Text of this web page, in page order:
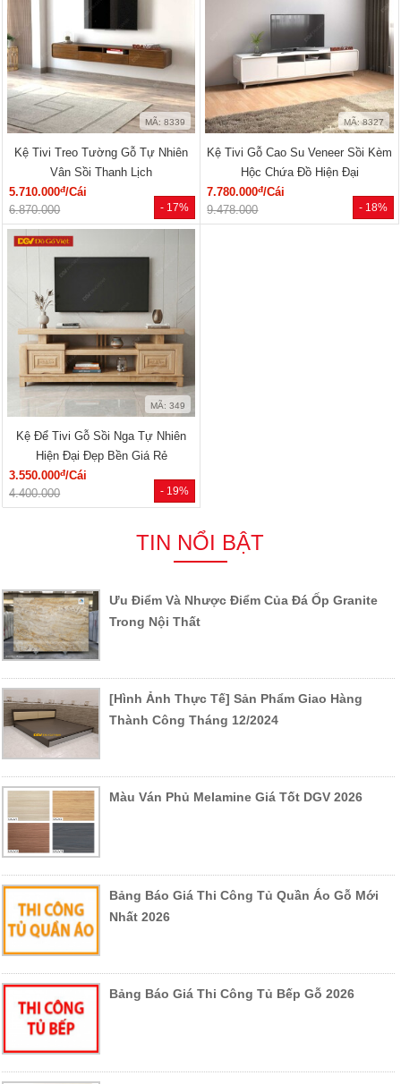
- 17%
MÃ: 8339
Kệ Tivi Treo Tường Gỗ Tự Nhiên
Vân Sồi Thanh Lịch
5.710.000đ/Cái
6.870.000
- 18%
MÃ: 8327
Kệ Tivi Gỗ Cao Su Veneer Sồi Kèm
Hộc Chứa Đồ Hiện Đại
7.780.000đ/Cái
9.478.000
- 19%
MÃ: 349
Kệ Để Tivi Gỗ Sồi Nga Tự Nhiên
Hiện Đại Đẹp Bền Giá Rẻ
3.550.000đ/Cái
4.400.000
TIN NỔI BẬT
Ưu Điểm Và Nhược Điểm Của Đá Ốp Granite
Trong Nội Thất
[Hình Ảnh Thực Tế] Sản Phẩm Giao Hàng
Thành Công Tháng 12/2024
Màu Ván Phủ Melamine Giá Tốt DGV 2026
Bảng Báo Giá Thi Công Tủ Quần Áo Gỗ Mới
Nhất 2026
Bảng Báo Giá Thi Công Tủ Bếp Gỗ 2026